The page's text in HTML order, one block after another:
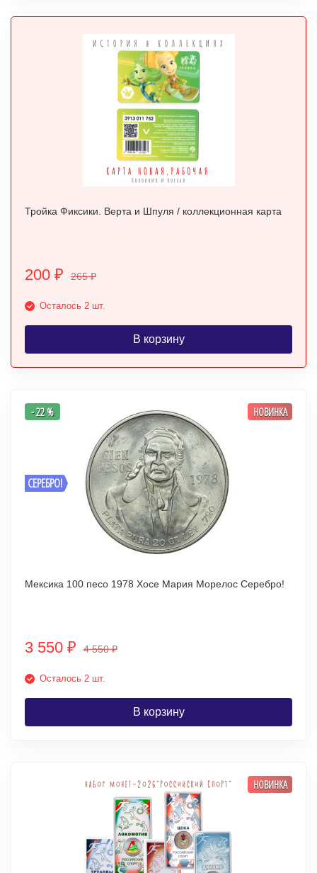
Тройка Фиксики. Верта и Шпуля / коллекционная карта
200 ₽ 265₽
Осталось 2 шт.
В корзину
СЕРЕБРО!
- 22 % НОВИНКА
Мексика 100 песо 1978 Хосе Мария Морелос Серебро!
3 550 ₽ 4 550₽
Осталось 2 шт.
В корзину
НОВИНКА